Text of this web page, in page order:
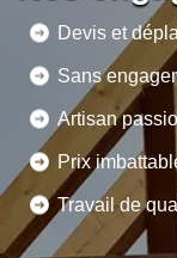
Devis et
Sans
Artisan
Prix
Travail de